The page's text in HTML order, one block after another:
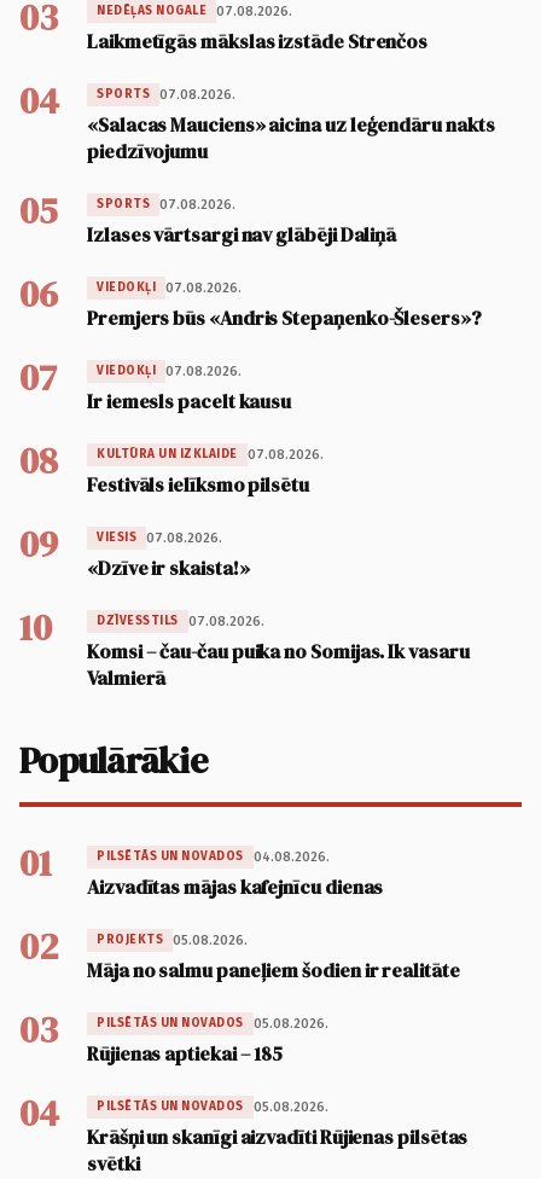
03 NEDĒĻAS NOGALE 07.08.2026.
Laikmetīgās mākslas izstāde Strenčos
04 SPORTS 07.08.2026.
«Salacas Mauciens» aicina uz leģendāru nakts
piedzīvojumu
05 SPORTS 07.08.2026.
Izlases vārtsargi nav glābēji Daliņā
06 VIEDOKĻI 07.08.2026.
Premjers būs «Andris Stepaņenko-Šlesers»?
07 VIEDOKĻI 07.08.2026.
Ir iemesls pacelt kausu
08 KULTŪRA UN IZKLAIDE 07.08.2026.
Festivāls ielīksmo pilsētu
09 VIESIS 07.08.2026.
«Dzīve ir skaista!»
10 DZĪVESSTILS 07.08.2026.
Komsi – čau-čau puika no Somijas. Ik vasaru
Valmierā
Populārākie
01 PILSĒTĀS UN NOVADOS 04.08.2026.
Aizvadītas mājas kafejnīcu dienas
02 PROJEKTS 05.08.2026.
Māja no salmu paneļiem šodien ir realitāte
03 PILSĒTĀS UN NOVADOS 05.08.2026.
Rūjienas aptiekai – 185
04 PILSĒTĀS UN NOVADOS 05.08.2026.
Krāšņi un skanīgi aizvadīti Rūjienas pilsētas
svētki